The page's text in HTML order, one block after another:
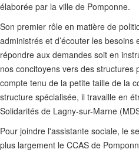
élaborée par la ville de Pomponne.
Son premier rôle en matière de
administrés et d’écouter les besoins
répondre aux demandes soit en
nos concitoyens vers des structures
compte tenu de la petite taille de la
structure spécialisée, il travaille en
Solidarités de Lagny-sur-Marne
Pour joindre l'assistante sociale, le
plus largement le CCAS de